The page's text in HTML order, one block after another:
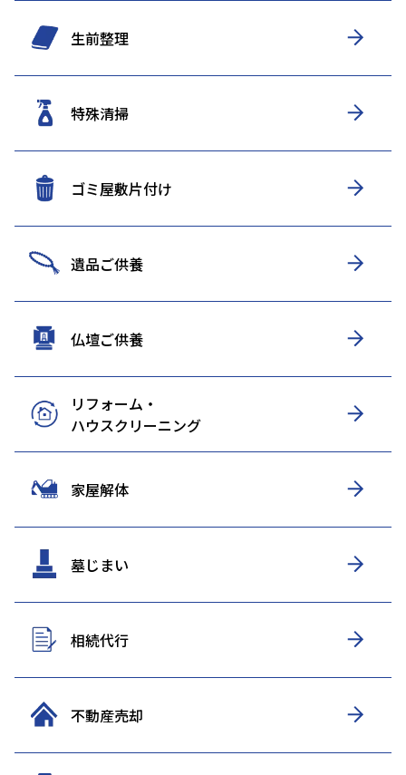
生前整理
特殊清掃
ゴミ屋敷片付け
遺品ご供養
仏壇ご供養
リフォーム・
ハウスクリーニング
家屋解体
墓じまい
相続代行
不動産売却